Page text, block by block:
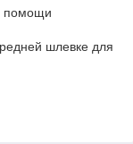
помощи
шлевке для